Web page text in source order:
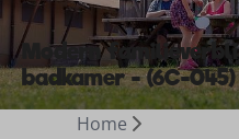
Modern
badkamer - (6C-045)
Home